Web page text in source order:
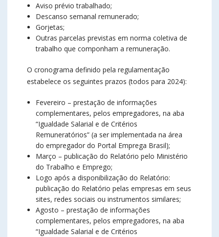
Aviso prévio trabalhado;
Descanso semanal remunerado;
Gorjetas;
Outras parcelas previstas em norma coletiva de
trabalho que componham a remuneração.
O cronograma definido pela regulamentação
estabelece os seguintes prazos (todos para 2024):
Fevereiro – prestação de informações
complementares, pelos empregadores, na aba
“Igualdade Salarial e de Critérios
Remuneratórios” (a ser implementada na área
do empregador do Portal Emprega Brasil);
Março – publicação do Relatório pelo Ministério
do Trabalho e Emprego;
Logo após a disponibilização do Relatório:
publicação do Relatório pelas empresas em seus
sites, redes sociais ou instrumentos similares;
Agosto – prestação de informações
complementares, pelos empregadores, na aba
“Igualdade Salarial e de Critérios